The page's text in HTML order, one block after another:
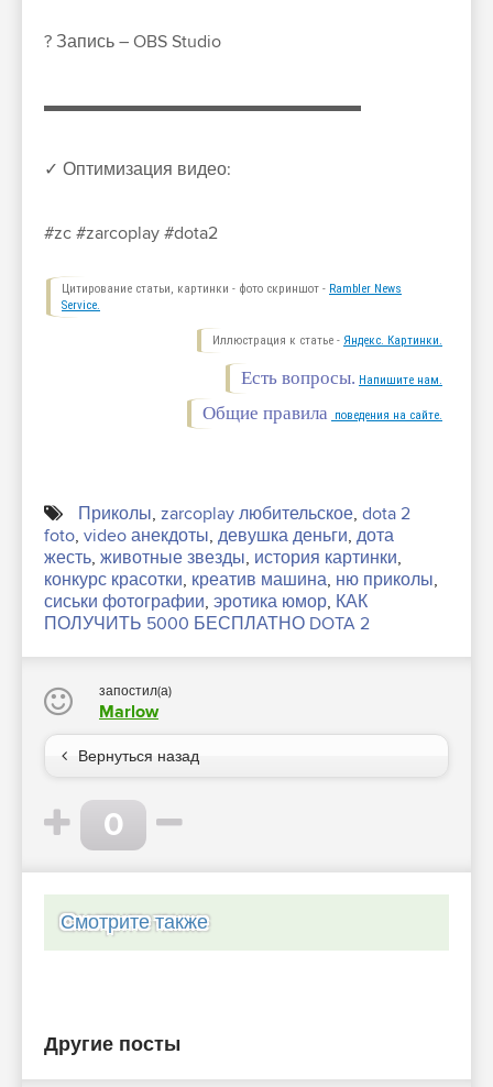
?️ Запись – OBS Studio
▬▬▬▬▬▬▬▬▬▬▬▬▬▬▬▬▬▬
✓ Оптимизация видео:
#zc #zarcoplay #dota2
Цитирование статьи, картинки - фото скриншот - Rambler News
Service.
Иллюстрация к статье - Яндекс. Картинки.
Есть вопросы. Напишите нам.
Общие правила поведения на сайте.
Приколы, zarcoplay любительское, dota 2
foto, video анекдоты, девушка деньги, дота
жесть, животные звезды, история картинки,
конкурс красотки, креатив машина, ню приколы,
сиськи фотографии, эротика юмор, КАК
ПОЛУЧИТЬ 5000 БЕСПЛАТНО DOTA 2
запостил(а)
Marlow
Вернуться назад
0
Смотрите также
Другие посты